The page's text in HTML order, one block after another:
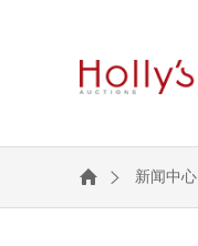
新闻中心